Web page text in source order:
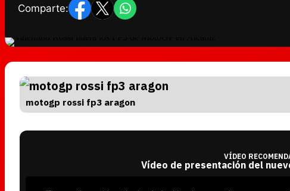
Comparte:
motogp rossi fp3 aragon
VÍDEO
Vídeo de presentación del